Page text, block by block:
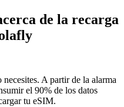
de la recarga
necesites. A partir de la alarma
el 90% de los datos
tu eSIM.